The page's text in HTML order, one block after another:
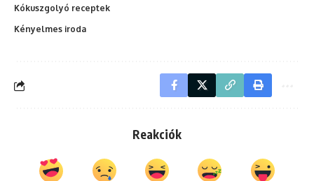
Kókuszgolyó receptek
Kényelmes iroda
Reakciók